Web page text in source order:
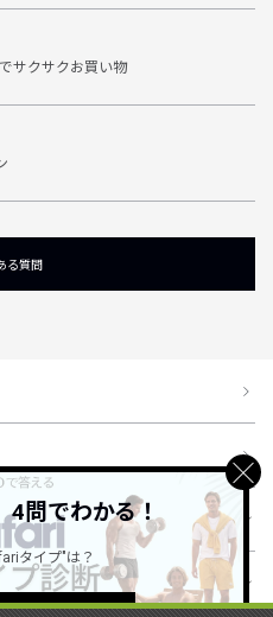
サクサクお買い物
る質問
4問でわかる！
タイプ"は？